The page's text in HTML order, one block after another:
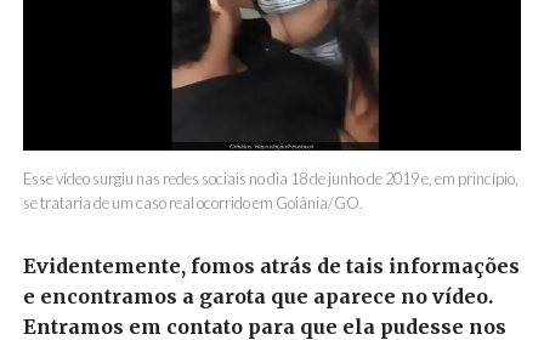
Esse vídeo surgiu nas redes sociais no dia 18 de junho de 2019 e, em princípio,
se trataria de um caso real ocorrido em Goiânia/GO.
Evidentemente, fomos atrás de tais informações
e encontramos a garota que aparece no vídeo.
Entramos em contato para que ela pudesse nos